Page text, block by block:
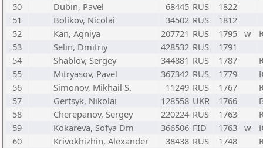
50
Dubin, Pavel 68445 RUS
1822
51
Bolikov, Nicolai 34502 RUS
1812
52
Kan, Agniya 207721 RUS 1795 w
53
Selin, Dmitriy 428532 RUS
1791
54
Shablov, Sergey 344881 RUS 1787
55
Mitryasov, Pavel 367342 RUS 1779
56
Simonov, Mikhail S. 11249 RUS 1767
57
Gertsyk, Nikolai 128558 UKR 1766
58
Cherepanov, Sergey 220224 RUS 1763
59
Kokareva, Sofya Dm 366506 FID 1763 w
60
Krivokhizhin, Alexander 38438 RUS 1748